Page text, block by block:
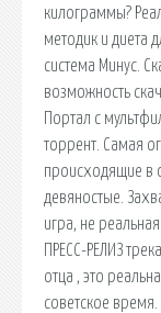
килограммы?
методик и диета
система Минус.
возможность
Портал с
торрент. Самая
происходящие в
девяностые.
игра, не
ПРЕСС-РЕЛИЗ
отца , это
советское